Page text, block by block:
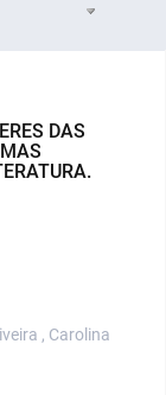
DAS
, Carolina